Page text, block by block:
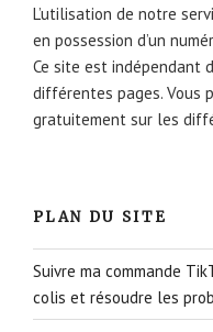
L’utilisation de notre
en possession d’un
Ce site est indépendant
différentes pages. Vous
gratuitement sur les
PLAN DU SITE
Suivre ma commande
colis et résoudre les